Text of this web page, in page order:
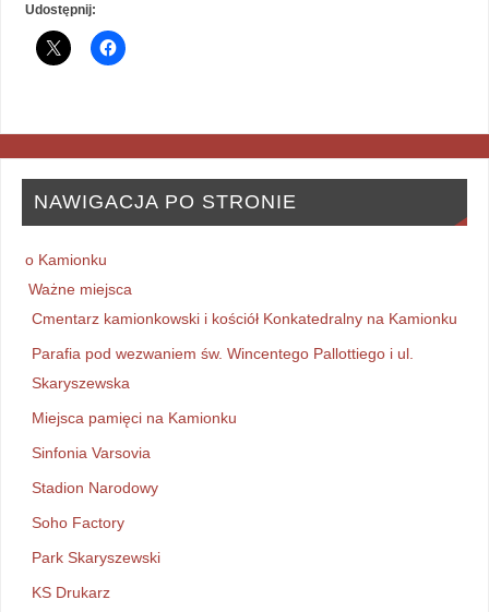
Udostępnij:
NAWIGACJA PO STRONIE
o Kamionku
Ważne miejsca
Cmentarz kamionkowski i kościół Konkatedralny na Kamionku
Parafia pod wezwaniem św. Wincentego Pallottiego i ul.
Skaryszewska
Miejsca pamięci na Kamionku
Sinfonia Varsovia
Stadion Narodowy
Soho Factory
Park Skaryszewski
KS Drukarz